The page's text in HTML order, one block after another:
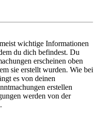
wichtige Informationen
du dich befindest. Du
erscheinen oben
sie erstellt wurden. Wie bei
es von deinen
erstellen
werden von der